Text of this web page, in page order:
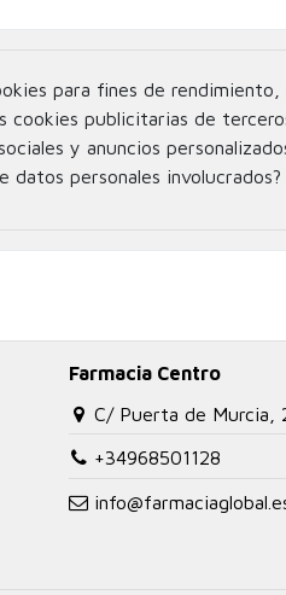
Farmacia Centro
C/ Puerta de Murcia,
+34968501128
para fines de rendimiento,
cookies publicitarias de
y anuncios
personales involucrados?